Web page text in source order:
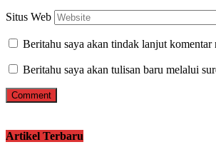
Situs Web
Beritahu saya akan tindak lanjut komentar
Beritahu saya akan tulisan baru melalui
Artikel Terbaru